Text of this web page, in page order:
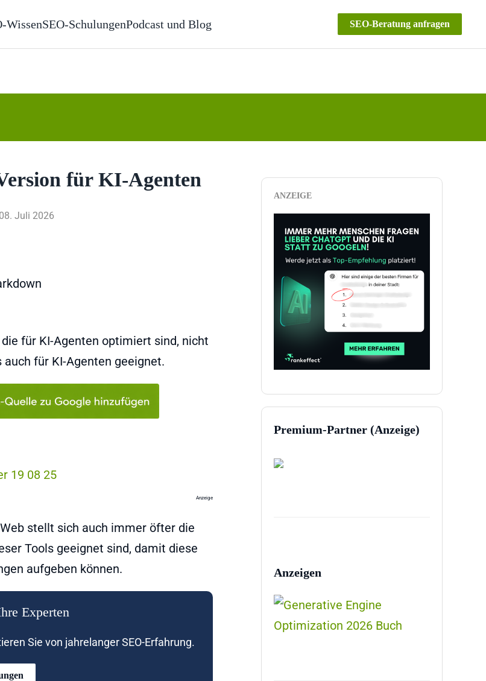
WissenSEO-SchulungenPodcast und Blog SEO-Beratung anfragen
für KI-Agenten
Juli 2026
für KI-Agenten optimiert sind, nicht
für KI-Agenten geeignet.
Anzeige
stellt sich auch immer öfter die
Tools geeignet sind, damit diese
aufgeben können.
Experten
Sie von jahrelanger SEO-Erfahrung.
ANZEIGE
Premium-Partner (Anzeige)
Anzeigen